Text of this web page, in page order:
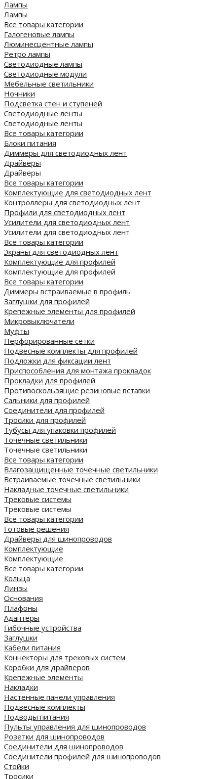
Лампы
Лампы
Все товары категории
Галогеновые лампы
Люминесцентные лампы
Ретро лампы
Светодиодные лампы
Светодиодные модули
Мебельные светильники
Ночники
Подсветка стен и ступеней
Светодиодные ленты
Светодиодные ленты
Все товары категории
Блоки питания
Диммеры для светодиодных лент
Драйверы
Драйверы
Все товары категории
Комплектующие для светодиодных лент
Контроллеры для светодиодных лент
Профили для светодиодных лент
Усилители для светодиодных лент
Усилители для светодиодных лент
Все товары категории
Экраны для светодиодных лент
Комплектующие для профилей
Комплектующие для профилей
Все товары категории
Диммеры встраиваемые в профиль
Заглушки для профилей
Крепежные элементы для профилей
Микровыключатели
Муфты
Перфорированные сетки
Подвесные комплекты для профилей
Подложки для фиксации лент
Приспособления для монтажа прокладок
Прокладки для профилей
Противоскользящие резиновые вставки
Сальники для профилей
Соединители для профилей
Тросики для профилей
Тубусы для упаковки профилей
Точечные светильники
Точечные светильники
Все товары категории
Влагозащищенные точечные светильники
Встраиваемые точечные светильники
Накладные точечные светильники
Трековые системы
Трековые системы
Все товары категории
Готовые решения
Драйверы для шинопроводов
Комплектующие
Комплектующие
Все товары категории
Кольца
Линзы
Основания
Плафоны
Адаптеры
Гибочные устройства
Заглушки
Кабели питания
Коннекторы для трековых систем
Коробки для драйверов
Крепежные элементы
Накладки
Настенные панели управления
Подвесные комплекты
Подводы питания
Пульты управления для шинопроводов
Розетки для шинопроводов
Соединители для шинопроводов
Соединители профилей для шинопроводов
Стойки
Тросики